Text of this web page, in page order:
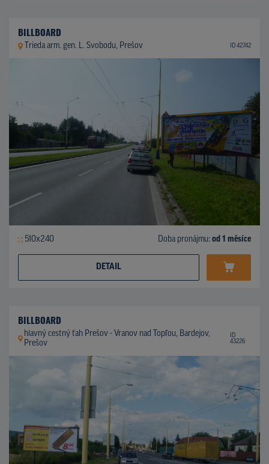
BILLBOARD
Trieda arm. gen. L. Svobodu, Prešov ID 42742
510x240 Doba pronájmu: od 1 měsíce
DETAIL
BILLBOARD
hlavný cestný ťah Prešov - Vranov nad Topľou, Bardejov,
Prešov
ID
43226